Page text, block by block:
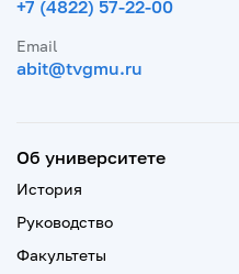
+7 (4822) 57-22-00
Email
abit@tvgmu.ru
Об университете
История
Руководство
Факультеты